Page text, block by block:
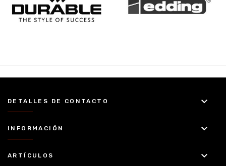
DETALLES DE CONTACTO keyboard_arrow_down
INFORMACIÓN keyboard_arrow_down
ARTÍCULOS keyboard_arrow_down